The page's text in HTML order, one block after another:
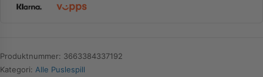
Produktnummer: 3663384337192
Kategori: Alle Puslespill